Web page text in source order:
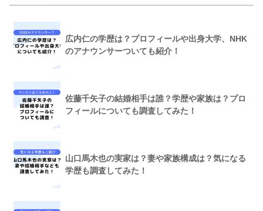
広内仁の学歴は？プロフィールや出身大学、NHK
のアナウンサーついても紹介！
佐藤千矢子の結婚相手は誰？学歴や家族は？プロ
フィールについても調査してみた！
山口馬木也の実家は？妻や家族構成は？気になる
学歴も調査してみた！